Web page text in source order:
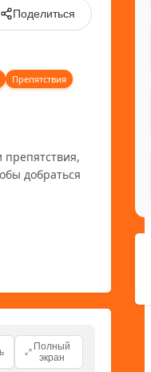
Поделиться
Препятствия
добраться
Полный
экран